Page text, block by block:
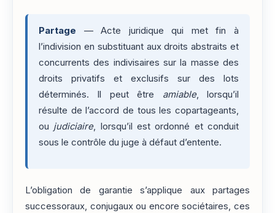
Partage — Acte juridique qui met fin à
l’indivision en substituant aux droits abstraits et
concurrents des indivisaires sur la masse des
droits privatifs et exclusifs sur des lots
déterminés. Il peut être amiable, lorsqu’il
résulte de l’accord de tous les copartageants,
ou judiciaire, lorsqu’il est ordonné et conduit
sous le contrôle du juge à défaut d’entente.
L’obligation de garantie s’applique aux partages
successoraux, conjugaux ou encore sociétaires, ces